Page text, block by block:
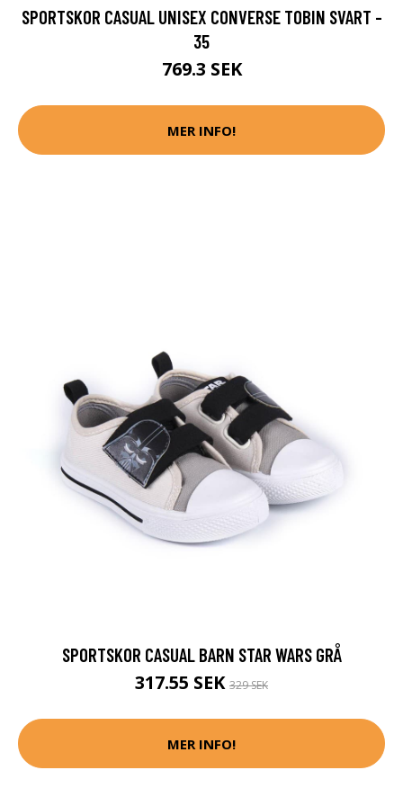
SPORTSKOR CASUAL UNISEX CONVERSE TOBIN SVART -
35
769.3 SEK
MER INFO!
SPORTSKOR CASUAL BARN STAR WARS GRÅ
317.55 SEK 329 SEK
MER INFO!